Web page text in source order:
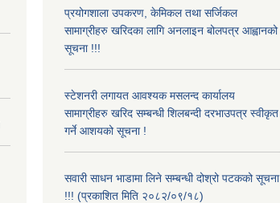
प्रयोगशाला उपकरण, केमिकल तथा सर्जिकल
सामाग्रीहरु खरिदका लागि अनलाइन बोलपत्र आह्वानको
सूचना !!!
स्टेशनरी लगायत आवश्यक मसलन्द कार्यालय
सामाग्रीहरु खरिद सम्बन्धी शिलबन्दी दरभाउपत्र स्वीकृत
गर्ने आशयको सूचना !
सवारी साधन भाडामा लिने सम्बन्धी दोश्रो पटकको सूचना
!!! (प्रकाशित मिति २०८२/०९/१८)